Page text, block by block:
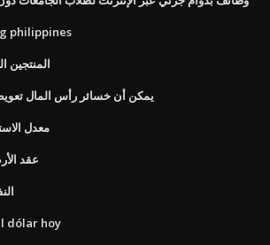
philippines
المنتجين
يمكن أن خسائر رأس المال
معدل
عقد
dólar hoy